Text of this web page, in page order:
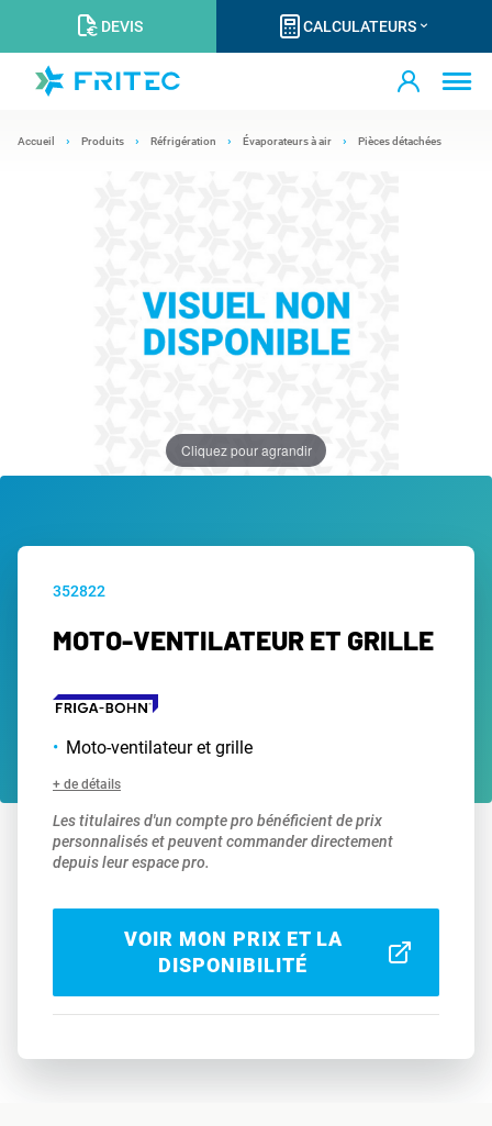
DEVIS CALCULATEURS
Accueil Produits Réfrigération Évaporateurs à air Pièces détachées
Cliquez pour agrandir
352822
MOTO-VENTILATEUR ET GRILLE
Moto-ventilateur et grille
+ de détails
Les titulaires d'un compte pro bénéficient de prix
personnalisés et peuvent commander directement
depuis leur espace pro.
VOIR MON PRIX ET LA
DISPONIBILITÉ